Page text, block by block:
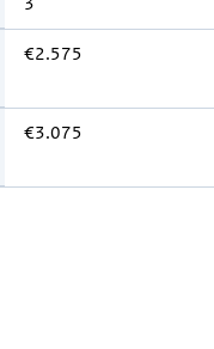
€2.575
€3.075